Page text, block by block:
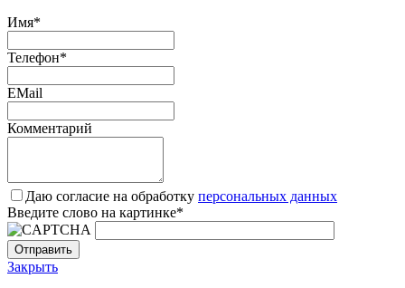
Имя*
Телефон*
EMail
Комментарий
Даю согласие на обработку персональных данных
Введите слово на картинке*
Закрыть